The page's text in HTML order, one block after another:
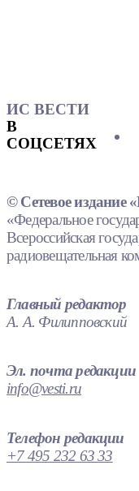
ИС ВЕСТИ
В
СОЦСЕТЯХ
© Сетевое издание
«Федеральное
Всероссийская
радиовещательная
Главный редактор
А. А. Филипповский
Эл. почта редакции
info@vesti.ru
Телефон редакции
+7 495 232 63 33